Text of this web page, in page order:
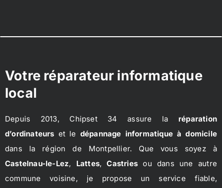
Votre réparateur informatique
local
Depuis 2013, Chipset 34 assure la réparation
d’ordinateurs et le dépannage informatique à domicile
dans la région de Montpellier. Que vous soyez à
Castelnau-le-Lez, Lattes,Castries ou dans une autre
commune voisine, je propose un service fiable,